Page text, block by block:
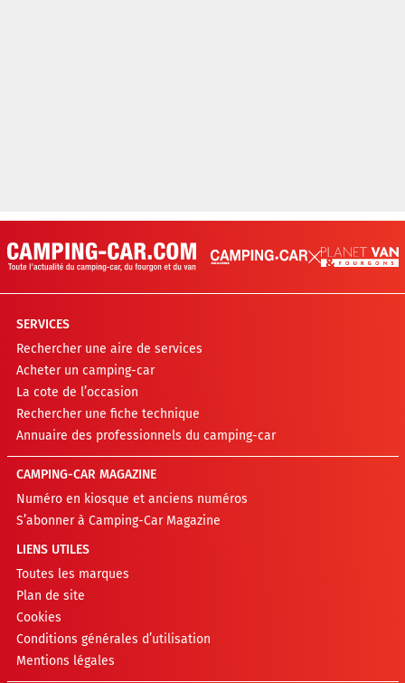
SERVICES
Rechercher une aire de services
Acheter un camping-car
La cote de l’occasion
Rechercher une fiche technique
Annuaire des professionnels du camping-car
CAMPING-CAR MAGAZINE
Numéro en kiosque et anciens numéros
S’abonner à Camping-Car Magazine
LIENS UTILES
Toutes les marques
Plan de site
Cookies
Conditions générales d’utilisation
Mentions légales